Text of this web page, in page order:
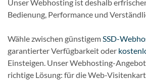
Unser Webhosting ist deshalb
Bedienung, Performance und
Wähle zwischen günstigem SSD-
garantierter Verfügbarkeit oder
Einsteigen. Unser Webhosting-
richtige Lösung: für die Web-